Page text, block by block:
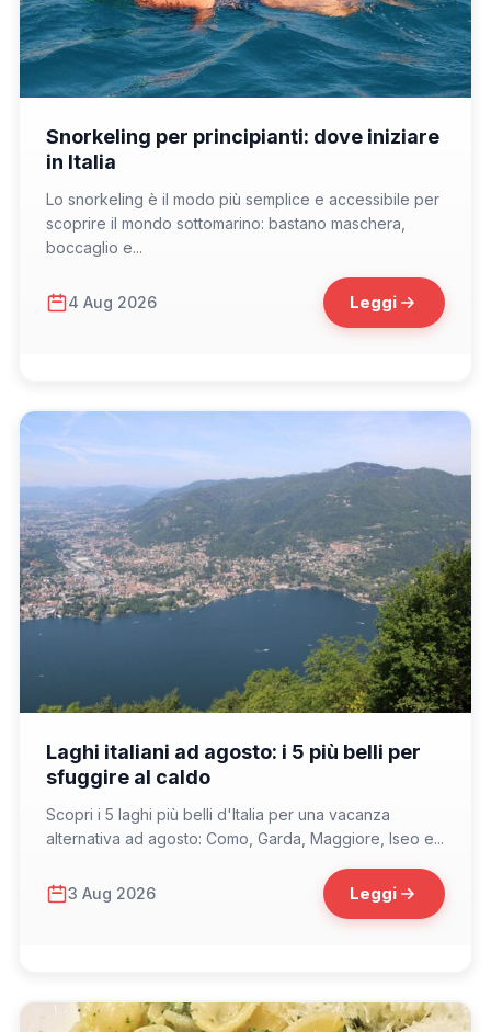
Snorkeling per principianti: dove iniziare
in Italia
Lo snorkeling è il modo più semplice e accessibile per
scoprire il mondo sottomarino: bastano maschera,
boccaglio e...
4 Aug 2026 Leggi
Laghi italiani ad agosto: i 5 più belli per
sfuggire al caldo
Scopri i 5 laghi più belli d'Italia per una vacanza
alternativa ad agosto: Como, Garda, Maggiore, Iseo e...
3 Aug 2026 Leggi